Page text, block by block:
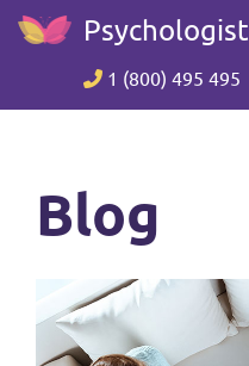
Psychologist
1 (800) 495 495
Blog